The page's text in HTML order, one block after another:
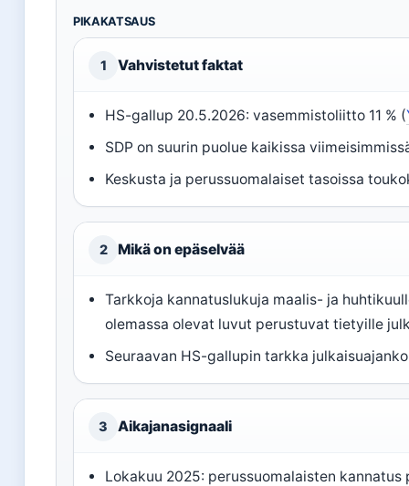
PIKAKATSAUS
1 Vahvistetut faktat
HS-gallup 20.5.2026: vasemmistoliitto 11 % (
SDP on suurin puolue kaikissa
Keskusta ja perussuomalaiset tasoissa
2 Mikä on epäselvää
Tarkkoja kannatuslukuja maalis- ja
olemassa olevat luvut perustuvat tietyille
Seuraavan HS-gallupin tarkka
3 Aikajanasignaali
Lokakuu 2025: perussuomalaisten kannatus